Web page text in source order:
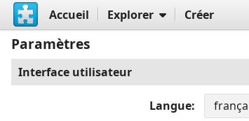
Accueil Explorer Créer
Paramètres
Interface utilisateur
Langue